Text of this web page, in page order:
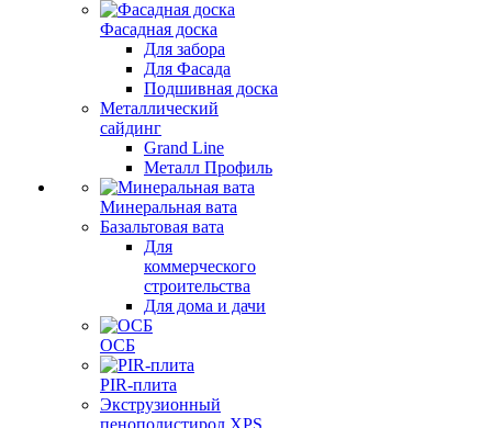
Фасадная доска
Для забора
Для Фасада
Подшивная доска
Металлический
сайдинг
Grand Line
Металл Профиль
Минеральная вата
Базальтовая вата
Для
коммерческого
строительства
Для дома и дачи
ОСБ
PIR-плита
Экструзионный
пенополистирол XPS